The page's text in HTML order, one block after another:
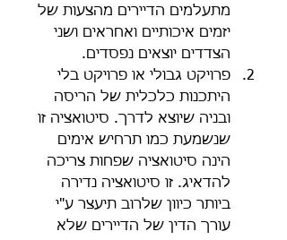
מתעלמים הדיירים מהצעות של
יזמים איכותיים ואחראים ושני
הצדדים יוצאים נפסדים.
פרויקט גבולי או פרויקט בלי
היתכנות כלכלית של הריסה
ובניה שיוצא לדרך. סיטואציה זו
שנשמעת כמו תרחיש אימים
הינה סיטואציה שפחות צריכה
להדאיג. זו סיטואציה נדירה
ביותר כיוון שלרוב תיעצר ע"י
עורך הדין של הדיירים שלא